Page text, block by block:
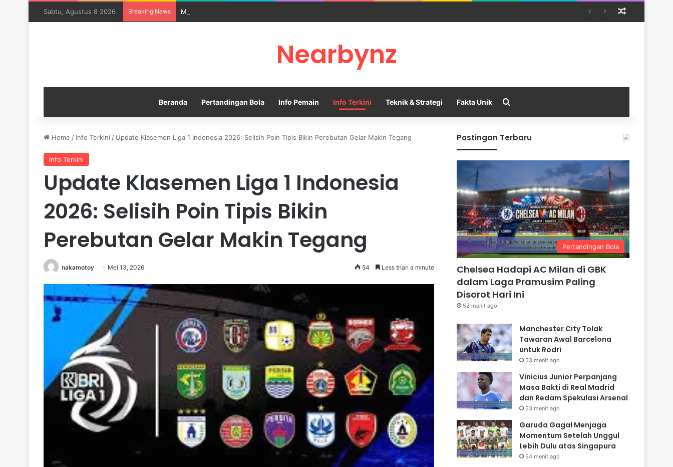
Sabtu, Agustus 8 2026 Breaking News Manchester City Tolak Tawaran Awal Barcelona untuk Rodri
Nearbynz
Beranda Pertandingan Bola Info Pemain Info Terkini Teknik & Strategi Fakta Unik
Home / Info Terkini / Update Klasemen Liga 1 Indonesia 2026: Selisih Poin Tipis Bikin Perebutan Gelar Makin Tegang
Info Terkini
Update Klasemen Liga 1 Indonesia
2026: Selisih Poin Tipis Bikin
Perebutan Gelar Makin Tegang
nakamotoy Mei 13, 2026 54 Less than a minute
Postingan Terbaru
Pertandingan Bola
Chelsea Hadapi AC Milan di GBK
dalam Laga Pramusim Paling
Disorot Hari Ini
52 menit ago
Manchester City Tolak
Tawaran Awal Barcelona
untuk Rodri
53 menit ago
Vinicius Junior Perpanjang
Masa Bakti di Real Madrid
dan Redam Spekulasi Arsenal
53 menit ago
Garuda Gagal Menjaga
Momentum Setelah Unggul
Lebih Dulu atas Singapura
54 menit ago